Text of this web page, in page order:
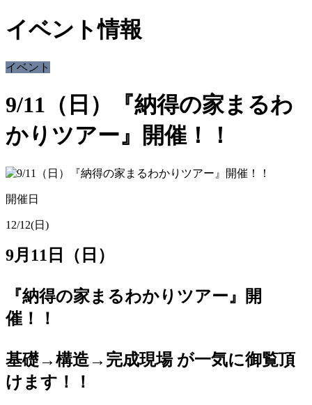
イベント情報
イベント
9/11（日）『納得の家まるわ
かりツアー』開催！！
開催日
12/12(日)
9月11日（日）
『納得の家まるわかりツアー』開
催！！
基礎→構造→完成現場 が一気に御覧頂
けます！！